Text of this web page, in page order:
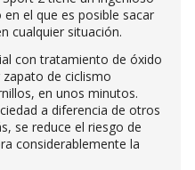
el que es posible sacar
cualquier situación.
con tratamiento de óxido
de ciclismo
en unos minutos.
a diferencia de otros
se reduce el riesgo de
considerablemente la